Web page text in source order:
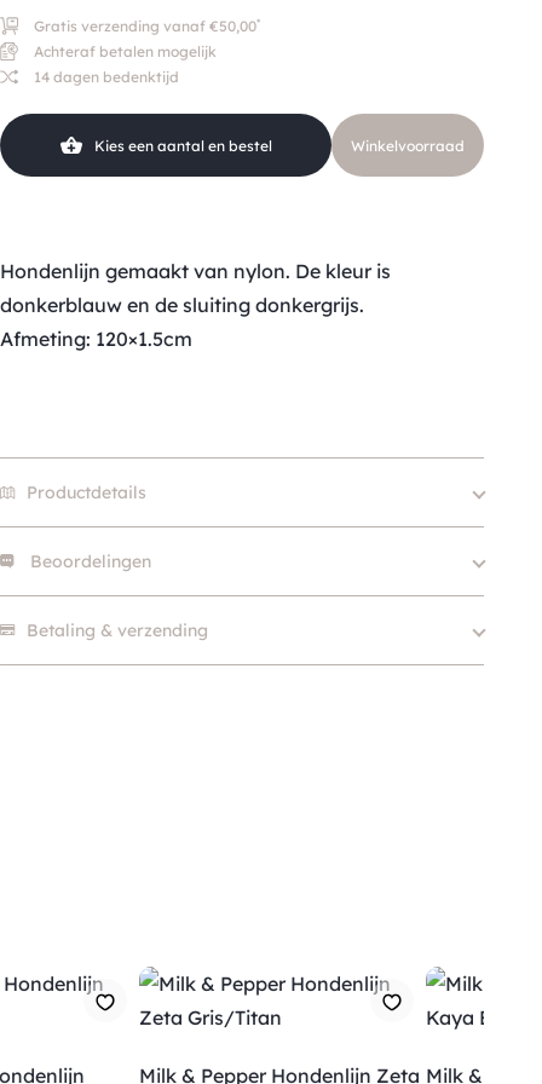
Kies je voor afhalen bij een pakketpunt maar wordt
het pakket niet afgehaald? Dan retourneren wij het
aankoopbedrag min de gemaakte verzendkosten.
Dan kan je het product altijd retourneren binnen 14
dagen. De retourkosten bedragen € 6.75 en zijn voor
eigen rekening. Kies bij het retourneren altijd voor
Gratis verzending vanaf €50,00*
Achteraf betalen mogelijk
14 dagen bedenktijd
Kies een aantal en bestel Winkelvoorraad
Hondenlijn gemaakt van nylon. De kleur is
donkerblauw en de sluiting donkergrijs.
Afmeting: 120×1.5cm
Productdetails
Merk
Kleur
Blauw
Hondgrootte
SKU
210000021872
Beoordelingen
Betaling & verzending
Milk & Pepper Hondenlijn Zeta Milk &